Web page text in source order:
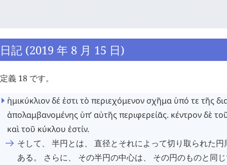
日記 (2019 年 8 月 15 日)
定義 18 です。
ἡμικύκλιονδέ ἐστιτὸ περιεχόμενον σχῆμα ὑπό τε τῆς
ἀπολαμβανομένης ὑπ’ αὐτῆς περιφερείᾱς. κέντρονδὲ
καὶτοῦ κύκλου ἐστίν.
そして、 半円とは、 直径とそれによって切り取られた
ある。 さらに、 その半円の中心は、 その円のものと同